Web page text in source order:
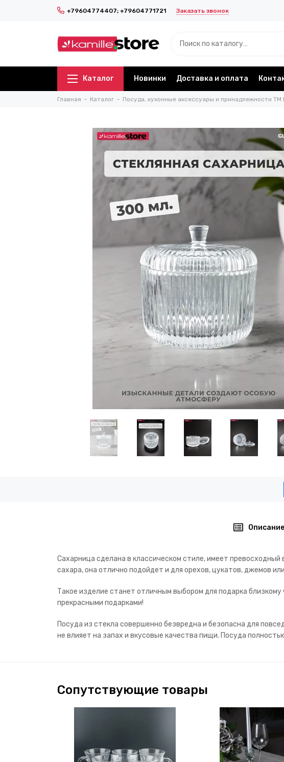
+79604774407; +79604771721 Заказать звонок
Каталог Новинки Доставка и оплата
Главная Каталог Посуда, кухонные аксессуары и принадлежности TM
Описание
Сахарница сделана в классическом стиле, имеет
сахара, она отлично подойдет и для орехов, цукатов, джемов
Такое изделие станет отличным выбором для подарка
прекрасными подарками!
Посуда из стекла совершенно безвредна и безопасна для
не влияет на запах и вкусовые качества пищи. Посуда
Сопутствующие товары